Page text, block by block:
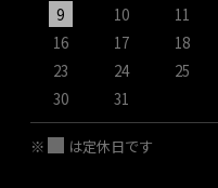
9
10 11
16
17 18
23
24 25
30
31
※ は定休日です